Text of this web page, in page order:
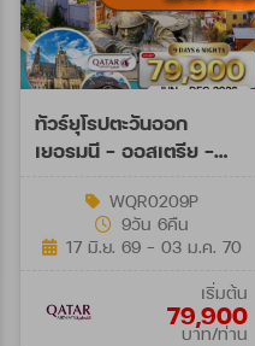
ทัวร์ยุโรปตะวันออก
เยอรมนี - ออสเตรีย -
9วัน (QR)WQR0209P
9วัน 6คืน
17 มิ.ย. 69 - 03 ม.ค. 70
เริ่มต้น
79,900
บาท/ท่าน